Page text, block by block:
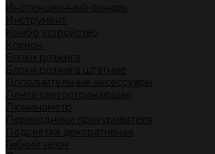
Инспекционный фонарь
Инструмент
Комбо устройство
Ксенон
Блоки розжига
Блоки розжига штатные
Дополнительные аксессуары
Лента светоотражающая
Люминометр
Переходники прикуривателя
Подсветка декоративная
Гибкий неон